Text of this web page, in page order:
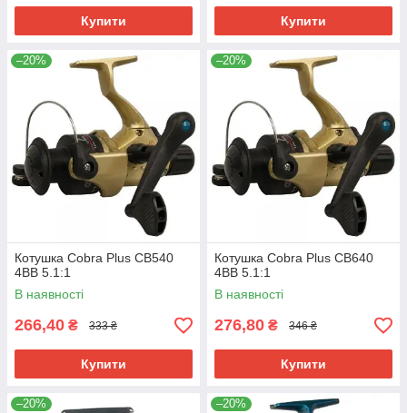
Купити Купити
–20%
Котушка Cobra Plus СВ540
4BB 5.1:1
В наявності
266,40 ₴ 333 ₴
Купити
–20%
Котушка Cobra Plus СВ640
4BB 5.1:1
В наявності
276,80 ₴ 346 ₴
Купити
–20% –20%